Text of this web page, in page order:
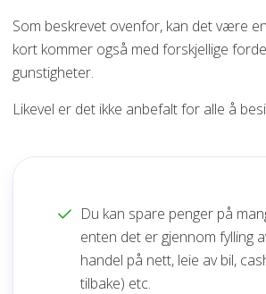
Som beskrevet ovenfor, kan det være
kort kommer også med forskjellige
gunstigheter.
Likevel er det ikke anbefalt for alle å
Du kan spare penger på
enten det er gjennom fylling
handel på nett, leie av bil,
tilbake) etc.